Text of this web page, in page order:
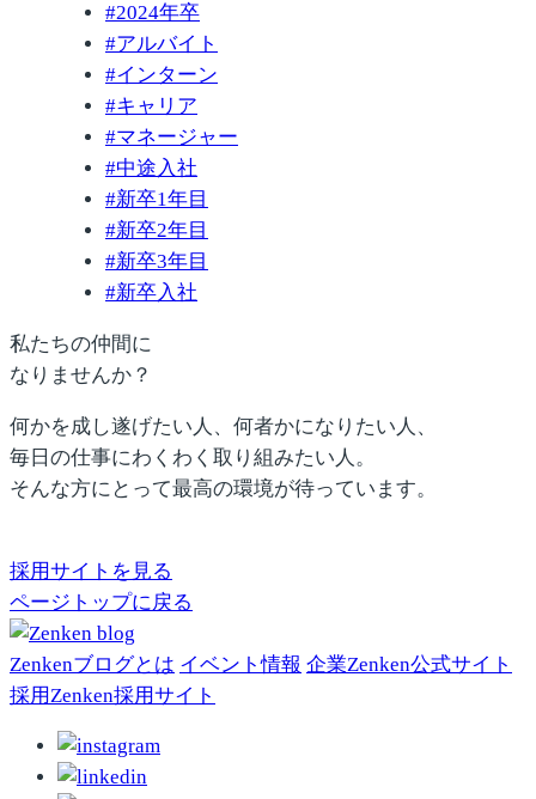
#2024年卒
#アルバイト
#インターン
#キャリア
#マネージャー
#中途入社
#新卒1年目
#新卒2年目
#新卒3年目
#新卒入社
私たちの仲間に
なりませんか？
何かを成し遂げたい人、何者かになりたい人、
毎日の仕事にわくわく取り組みたい人。
そんな方にとって最高の環境が待っています。
採用サイトを見る
ページトップに戻る
Zenkenブログとは イベント情報 企業Zenken公式サイト
採用 Zenken採用サイト